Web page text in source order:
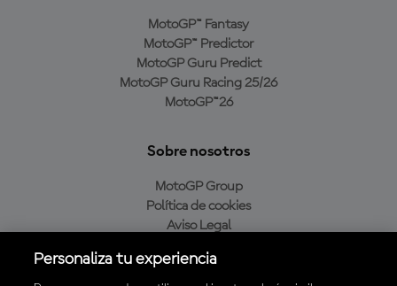
MotoGP™ Fantasy
MotoGP™ Predictor
MotoGP Guru Predict
MotoGP Guru Racing 25/26
MotoGP™26
Sobre nosotros
MotoGP Group
Política de cookies
Aviso Legal
Política de compra
Personaliza tu experiencia